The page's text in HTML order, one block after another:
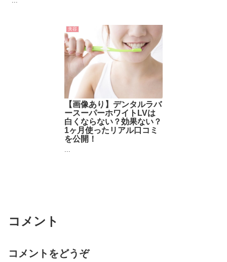
美容
【画像あり】デンタルラバ
ースーパーホワイトLVは
白くならない？効果ない？
1ヶ月使ったリアル口コミ
を公開！
コメント
コメントをどうぞ